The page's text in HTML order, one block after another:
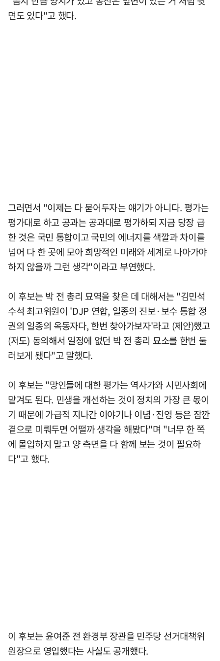
면도 있다"고 했다.
그러면서 "이제는 다 묻어두자는 얘기가 아니다. 평가는
평가대로 하고 공과는 공과대로 평가하되 지금 당장 급
한 것은 국민 통합이고 국민의 에너지를 색깔과 차이를
넘어 다 한 곳에 모아 희망적인 미래와 세계로 나아가야
하지 않을까 그런 생각"이라고 부연했다.
이 후보는 박 전 총리 묘역을 찾은 데 대해서는 "김민석
수석 최고위원이 'DJP 연합, 일종의 진보·보수 통합 정
권의 일종의 옥동자다, 한번 찾아가보자'라고 (제안)했고
(저도) 동의해서 일정에 없던 박 전 총리 묘소를 한번 둘
러보게 됐다"고 말했다.
이 후보는 "망인들에 대한 평가는 역사가와 시민사회에
맡겨도 된다. 민생을 개선하는 것이 정치의 가장 큰 몫이
기 때문에 가급적 지나간 이야기나 이념·진영 등은 잠깐
곁으로 미뤄두면 어떨까 생각을 해봤다"며 "너무 한 쪽
에 몰입하지 말고 양 측면을 다 함께 보는 것이 필요하
다"고 했다.
이 후보는 윤여준 전 환경부 장관을 민주당 선거대책위
원장으로 영입했다는 사실도 공개했다.